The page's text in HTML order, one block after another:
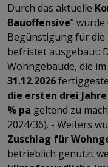
Durch das aktuelle
Bauoffensive”wurde
Begünstigung für die
befristet ausgebaut:
Wohngebäude, die
31.12.2026
die ersten drei
% pa geltend zu
2024/36). - Weiters
Zuschlag für
betrieblich genutzt